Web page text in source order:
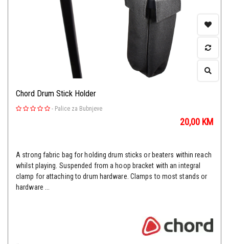
Chord Drum Stick Holder
- Palice za Bubnjeve
20,00 KM
A strong fabric bag for holding drum sticks or beaters within reach
whilst playing. Suspended from a hoop bracket with an integral
clamp for attaching to drum hardware. Clamps to most stands or
hardware ...